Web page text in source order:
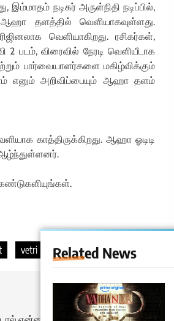
நடிகர் அருள்நிதி நடிப்பில்,
ஆஹா தளத்தில் வெளியாகவுள்ளது.
வெளியாகிறது. ரசிகர்கள்,
படம், விரைவில் நேரடி வெளியீடாக
பார்வையாளர்களை மகிழ்விக்கும்
எனும் அறிவிப்பையும் ஆஹா தளம்
காத்திருக்கிறது. ஆஹா ஓடிடி
ஆழ்ந்துள்ளனர்.
vetri Related News